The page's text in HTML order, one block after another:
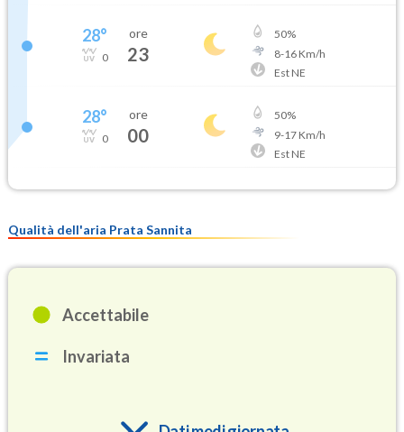
28°
0
ore
23
50%
8-16Km/h
Est NE
28°
0
ore
00
50%
9-17Km/h
Est NE
Qualità dell'aria Prata Sannita
Accettabile
Invariata